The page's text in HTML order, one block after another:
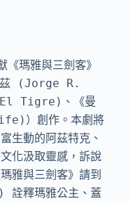
瑪雅與三劍客》
茲 (Jorge R.
Tigre)、《曼
）創作。本劇將
生動的阿茲特克、
化汲取靈感，訴說
雅與三劍客》請到
釋瑪雅公主、蓋